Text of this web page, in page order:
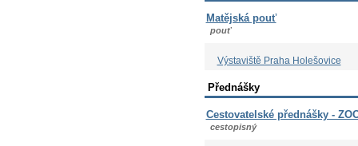
Matějská pouť
pouť
Výstaviště Praha Holešovice
Přednášky
Cestovatelské přednášky -
cestopisný